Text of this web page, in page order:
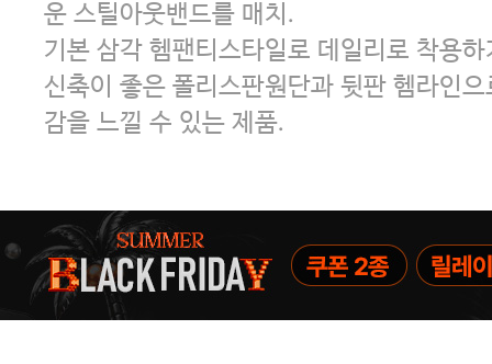
[썸머블프] 2만원 할인 쿠폰(8.1~31)
운 스틸아웃밴드를 매치.
기본 삼각 헴팬티스타일로 데일리로 착용
신축이 좋은 폴리스판원단과 뒷판 헴라인
감을 느낄 수 있는 제품.